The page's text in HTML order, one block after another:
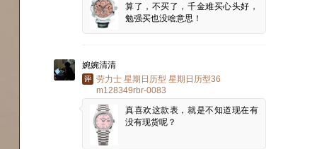
算了，不买了，千金难买心头好，
勉强买也没啥意思！
婉婉清清
劳力士 星期日历型 星期日历型36
m128349rbr-0083
真喜欢这款表，就是不知道现在有
没有现货呢？